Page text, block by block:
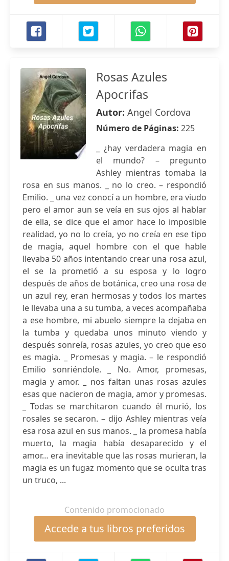
Rosas Azules
Apocrifas
Autor: Angel Cordova
Número de Páginas: 225
_ ¿hay verdadera magia en
el mundo? – pregunto
Ashley mientras tomaba la
rosa en sus manos. _ no lo creo. – respondió
Emilio. _ una vez conocí a un hombre, era viudo
pero el amor aun se veía en sus ojos al hablar
de ella, se dice que el amor hace lo imposible
realidad, yo no lo creía, yo no creía en ese tipo
de magia, aquel hombre con el que hable
llevaba 50 años intentando crear una rosa azul,
el se la prometió a su esposa y lo logro
después de años de botánica, creo una rosa de
un azul rey, eran hermosas y todos los martes
le llevaba una a su tumba, a veces acompañaba
a ese hombre, mi abuelo siempre la dejaba en
la tumba y quedaba unos minuto viendo y
después sonreía, rosas azules, yo creo que eso
es magia. _ Promesas y magia. – le respondió
Emilio sonriéndole. _ No. Amor, promesas,
magia y amor. _ nos faltan unas rosas azules
esas que nacieron de magia, amor y promesas.
_ Todas se marchitaron cuando él murió, los
rosales se secaron. – dijo Ashley mientras veía
esa rosa azul en sus manos. _ la promesa había
muerto, la magia había desaparecido y el
amor… era inevitable que las rosas murieran, la
magia es un fugaz momento que se oculta tras
un truco, ...
Contenido promocionado
Accede a tus libros preferidos